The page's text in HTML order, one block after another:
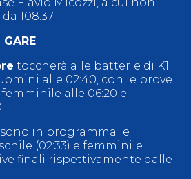
108.37.
toccherà alle batterie di K1
alle 02:40, con le prove
alle 06:20 e
sono in programma le
(02:33) e femminile
finali rispettivamente dalle